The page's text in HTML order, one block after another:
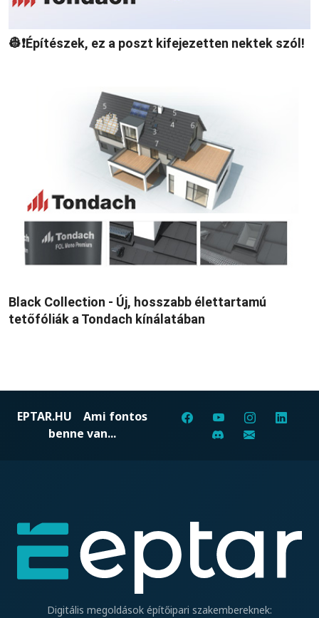
👷❗Építészek, ez a poszt kifejezetten nektek szól!
Black Collection - Új, hosszabb élettartamú
tetőfóliák a Tondach kínálatában
EPTAR.HU Ami fontos
benne van...
Digitális megoldások építőipari szakembereknek: